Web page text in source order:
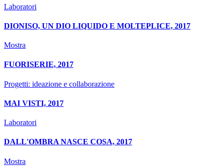
Laboratori
DIONISO, UN DIO LIQUIDO E MOLTEPLICE, 2017
Mostra
FUORISERIE, 2017
Progetti: ideazione e collaborazione
MAI VISTI, 2017
Laboratori
DALL'OMBRA NASCE COSA, 2017
Mostra